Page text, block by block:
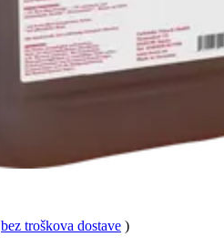
bez troškova dostave )